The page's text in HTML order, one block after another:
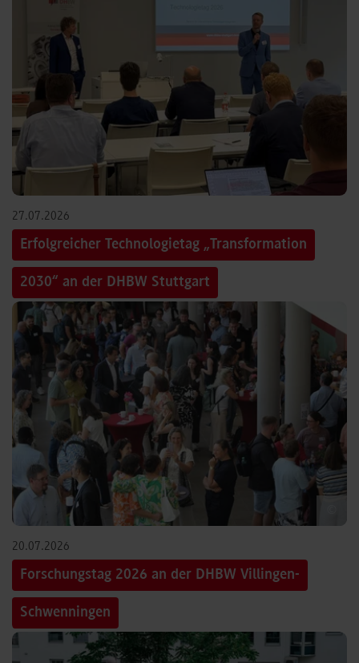
27.07.2026
Erfolgreicher Technologietag „Transformation
2030“ an der DHBW Stuttgart
20.07.2026
Forschungstag 2026 an der DHBW Villingen-
Schwenningen